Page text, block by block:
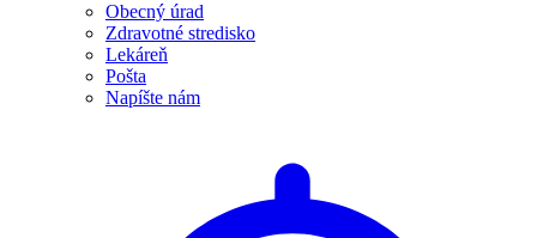
Obecný úrad
Zdravotné stredisko
Lekáreň
Pošta
Napíšte nám